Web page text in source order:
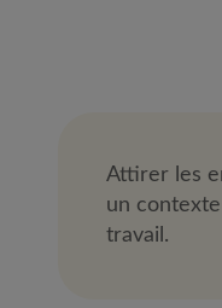
Attirer les
un
travail.